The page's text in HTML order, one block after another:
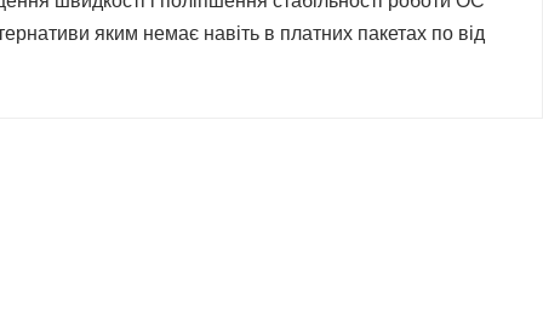
яким немає навіть в платних пакетах по від